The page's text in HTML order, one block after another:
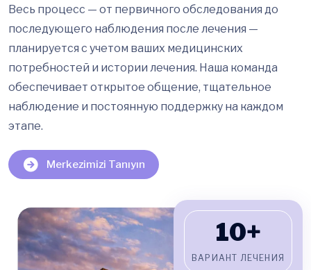
Весь процесс — от первичного обследования до
последующего наблюдения после лечения —
планируется с учетом ваших медицинских
потребностей и истории лечения. Наша команда
обеспечивает открытое общение, тщательное
наблюдение и постоянную поддержку на каждом
этапе.
Merkezimizi Tanıyın
10+
ВАРИАНТ ЛЕЧЕНИЯ